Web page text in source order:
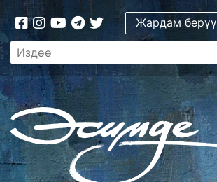
Жардам берүү